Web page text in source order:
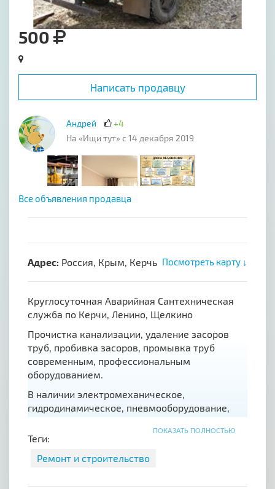
500
Написать продавцу
Андрей
+4
На «Ищи тут» с 14 декабря 2019
Все объявления продавца
Адрес: Россия, Крым, Керчь Посмотреть карту ↓
Круглосуточная Аварийная Сантехническая
служба по Керчи, Ленино, Щелкино
Прочистка канализации, удаление засоров
труб, пробивка засоров, промывка труб
современным, профессиональным
оборудованием.
В наличии электромеханическое,
гидродинамическое, пневмооборудование,
Почему Мы?
- Выезд по звонку клиента;
ПОКАЗАТЬ ПОЛНОСТЬЮ
Теги:
Ремонт и строительство